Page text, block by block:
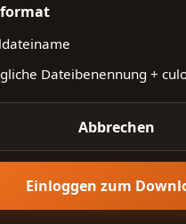
Dateibenennung +
Abbrechen
Einloggen zum